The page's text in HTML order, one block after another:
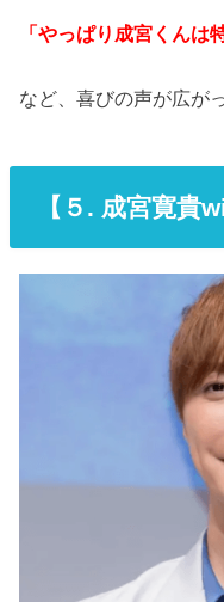
「やっぱり成宮くんは
など、喜びの声が広が
【 ５. 成宮寛貴